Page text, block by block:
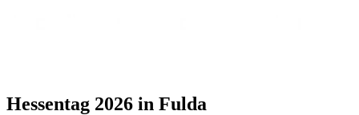
Hessentag 2026 in Fulda